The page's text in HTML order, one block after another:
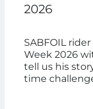
2026
SABFOIL
Week 2026
tell us his
time